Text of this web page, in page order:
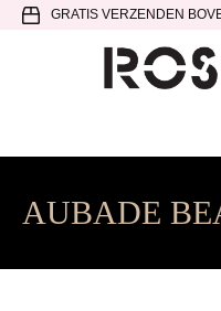
Spring
hoofdnavigatie
Door
SpringGRATIS VERZENDEN
AUBADE